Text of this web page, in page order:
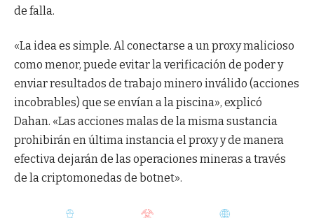
de falla.
«La idea es simple. Al conectarse a un proxy malicioso
como menor, puede evitar la verificación de poder y
enviar resultados de trabajo minero inválido (acciones
incobrables) que se envían a la piscina», explicó
Dahan. «Las acciones malas de la misma sustancia
prohibirán en última instancia el proxy y de manera
efectiva dejarán de las operaciones mineras a través
de la criptomonedas de botnet».